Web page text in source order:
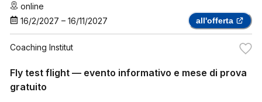
online
16/2/2027 – 16/11/2027 all'offerta
Coaching Institut
Fly test flight — evento informativo e mese di prova
gratuito